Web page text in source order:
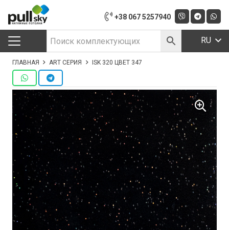
+38 067 5257940
RU
ГЛАВНАЯ ART СЕРИЯ ISK 320 ЦВЕТ 347